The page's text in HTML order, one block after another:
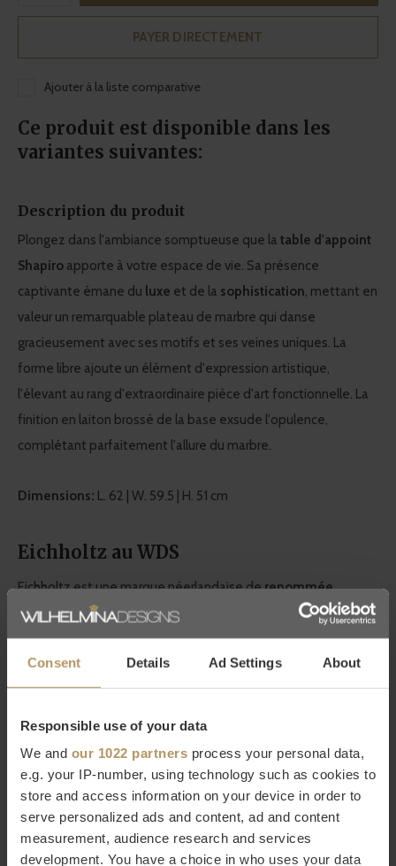
Consent Details Ad Settings About
Responsible use of your data
We and our 1022 partners process your personal data,
e.g. your IP-number, using technology such as cookies to
store and access information on your device in order to
serve personalized ads and content, ad and content
measurement, audience research and services
development. You have a choice in who uses your data
PAYER DIRECTEMENT
Ajouter à la liste comparative
Ce produit est disponible dans les
variantes suivantes:
Description du produit
Plongez dans l'ambiance somptueuse que la table d'appoint
Shapiro apporte à votre espace de vie. Sa présence
captivante émane du luxe et de la sophistication, mettant en
valeur un remarquable plateau de marbre qui danse
gracieusement avec ses motifs et ses veines uniques. La
forme libre ajoute un élément d'expression artistique,
l'élevant au rang d'extraordinaire pièce d'art fonctionnelle. La
finition en laiton brossé de la base exsude l'opulence,
complétant parfaitement l'allure du marbre.
Dimensions: L. 62 | W. 59.5 | H. 51 cm
Eichholtz au WDS
Eichholtz est une marque néerlandaise derenommée
mondiale dans le monde résidentiel et qui existe depuis plus
de vingt ans. Ils sont synonymes de haute qualité, travaillent
avecdes détails luxueuxet disposent d'une très grande
collection de meubles et d'accessoires pour la maison. Chez
moderne caractéristique de WDS.
Laissez-vous inspirer par
les produits de décoration d'Eichholtz qui ajoutent quelque
chose de beau à n'importe quel intérieur!